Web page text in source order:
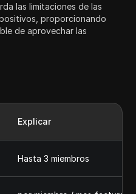
las limitaciones de las
proporcionando
de aprovechar las
Explicar
Hasta 3 miembros